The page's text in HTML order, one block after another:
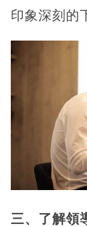
印象深刻的
三、了解領